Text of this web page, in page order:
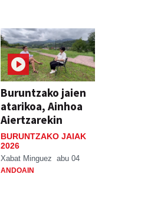
Buruntzako jaien
atarikoa, Ainhoa
Aiertzarekin
BURUNTZAKO JAIAK
2026
Xabat Minguez abu 04
ANDOAIN